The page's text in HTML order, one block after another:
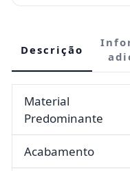
Descrição
Material
Predominante
Acabamento